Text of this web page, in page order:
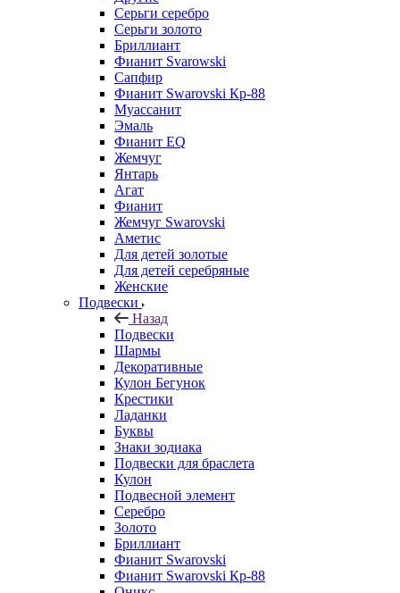
Серьги серебро
Серьги золото
Бриллиант
Фианит Svarowski
Сапфир
Фианит Swarovski Кр-88
Муассанит
Эмаль
Фианит EQ
Жемчуг
Янтарь
Агат
Фианит
Жемчуг Swarovski
Аметис
Для детей золотые
Для детей серебряные
Женские
Подвески
Назад
Подвески
Шармы
Декоративные
Кулон Бегунок
Крестики
Ладанки
Буквы
Знаки зодиака
Подвески для браслета
Кулон
Подвесной элемент
Серебро
Золото
Бриллиант
Фианит Swarovski
Фианит Swarovski Кр-88